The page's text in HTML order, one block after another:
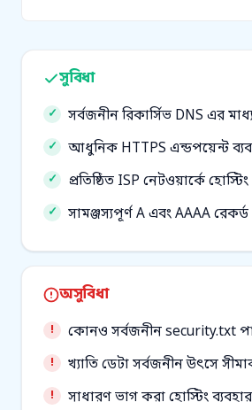
সুবিধা
সর্বজনীন রিকার্সিভ DNS এর
আধুনিক HTTPS এন্ডপয়েন্ট
প্রতিষ্ঠিত ISP নেটওয়ার্কে হোস্টিং
সামঞ্জস্যপূর্ণ A এবং AAAA রেকর্ড
অসুবিধা
কোনও সর্বজনীন security.txt
খ্যাতি ডেটা সর্বজনীন উৎসে
সাধারণ ভাগ করা হোস্টিং